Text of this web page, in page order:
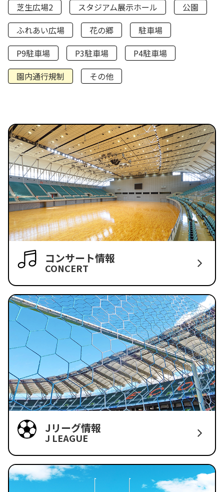
芝生広場2
スタジアム展示ホール
公園
ふれあい広場
花の郷
駐車場
P9駐車場
P3駐車場
P4駐車場
園内通行規制
その他
コンサート情報
CONCERT
Jリーグ情報
J LEAGUE